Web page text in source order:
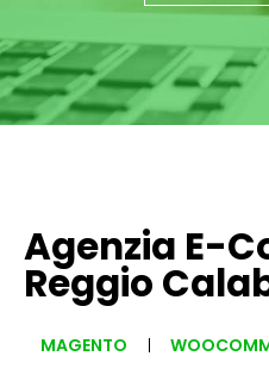
Agenzia E-
Reggio
MAGENTO